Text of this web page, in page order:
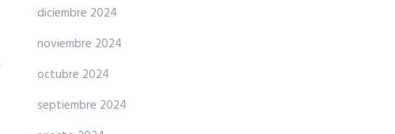
diciembre 2024
noviembre 2024
octubre 2024
septiembre 2024